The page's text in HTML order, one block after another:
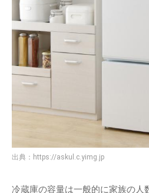
出典： https://askul.c.yimg.jp
冷蔵庫の容量は一般的に家族の人